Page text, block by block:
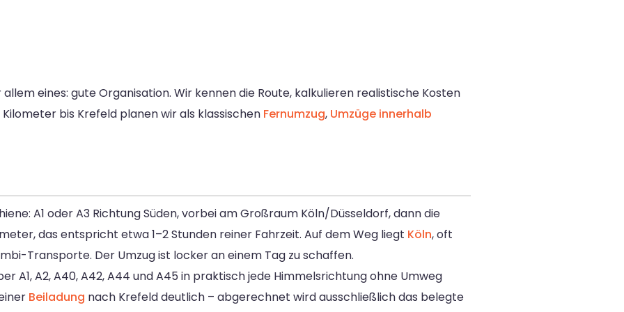
eines: gute Organisation. Wir kennen die Route, kalkulieren realistische Kosten
bis Krefeld planen wir als klassischen Fernumzug, Umzüge innerhalb
A1 oder A3 Richtung Süden, vorbei am Großraum Köln/Düsseldorf, dann die
das entspricht etwa 1–2 Stunden reiner Fahrzeit. Auf dem Weg liegt Köln, oft
Transporte. Der Umzug ist locker an einem Tag zu schaffen.
A1, A2, A40, A42, A44 und A45 in praktisch jede Himmelsrichtung ohne Umweg
Beiladung nach Krefeld deutlich – abgerechnet wird ausschließlich das belegte